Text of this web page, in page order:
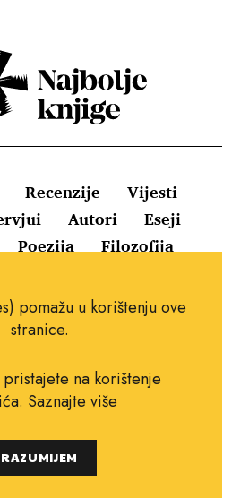
Recenzije
Vijesti
Autori
Eseji
Poezija Filozofija
Pravila o kolačićima
Impressum
2021. najboljeknjige.com.
pomažu u korištenju ove
stranice.
na korištenje
Saznajte više
RAZUMIJEM